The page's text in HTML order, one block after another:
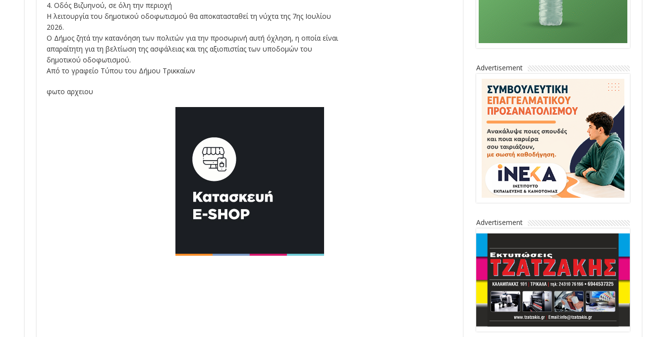
4. Οδός Βιζυηνού, σε όλη την περιοχή
Η λειτουργία του δημοτικού οδοφωτισμού θα αποκατασταθεί τη νύχτα της 7ης Ιουλίου
2026.
Ο Δήμος ζητά την κατανόηση των πολιτών για την προσωρινή αυτή όχληση, η οποία είναι
απαραίτητη για τη βελτίωση της ασφάλειας και της αξιοπιστίας των υποδομών του
δημοτικού οδοφωτισμού.
Από το γραφείο Τύπου του Δήμου Τρικκαίων
φωτο αρχειου
Advertisement
Advertisement